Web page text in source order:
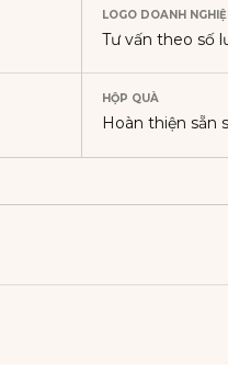
LOGO DOANH
Tư vấn theo số
HỘP QUÀ
Hoàn thiện sẵn